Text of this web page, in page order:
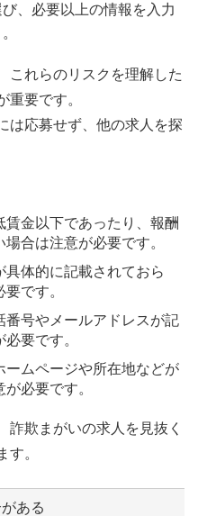
、必要以上の情報を入力
これらのリスクを理解した
重要です。
は応募せず、他の求人を探
賃金以下であったり、報酬
合は注意が必要です。
具体的に記載されておら
です。
番号やメールアドレスが記
要です。
ームページや所在地などが
必要です。
詐欺まがいの求人を見抜く
す。
ある